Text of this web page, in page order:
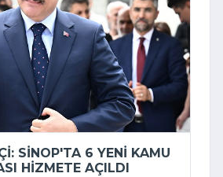
SINOP'TA 6 YENI KAMU
HIZMETE AÇILDI